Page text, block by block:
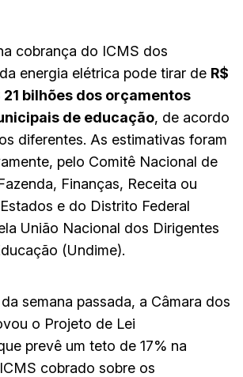
cobrança do ICMS dos
energia elétrica pode tirar de R$
21 bilhões dos orçamentos
de educação, de acordo
diferentes. As estimativas foram
pelo Comitê Nacional de
Finanças, Receita ou
e do Distrito Federal
União Nacional dos Dirigentes
(Undime).
semana passada, a Câmara dos
o Projeto de Lei
prevê um teto de 17% na
cobrado sobre os